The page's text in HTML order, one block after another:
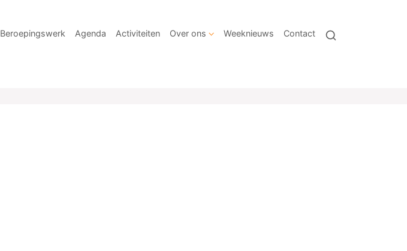
Beroepingswerk Agenda Activiteiten Over ons Weeknieuws Contact